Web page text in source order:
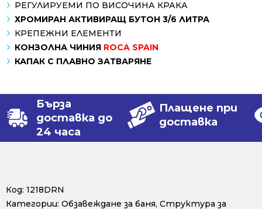
РЕГУЛИРУЕМИ ПО ВИСОЧИНА КРАКА
ХРОМИРАН АКТИВИРАЩ БУТОН 3/6 ЛИТРА
КРЕПЕЖНИ ЕЛЕМЕНТИ
КОНЗОЛНА ЧИНИЯ ROCA SPAIN
КАПАК С ПЛАВНО ЗАТВАРЯНЕ
Бърза
доставка до
24 часа
Плащене при
доставка
Код: 1218DRN
Категории: Обзавеждане за баня, Структура за